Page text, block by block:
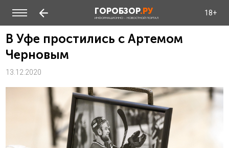
ГОРОБЗОР.РУ
ИНФОРМАЦИОННО - НОВОСТНОЙ ПОРТАЛ
18+
В Уфе простились с Артемом
Черновым
13.12.2020